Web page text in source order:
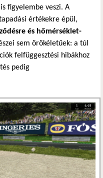
figyelembe veszi. A
értékekre épül,
és hőmérséklet-
sem örökéletűek: a túl
felfüggesztési hibákhoz
pedig